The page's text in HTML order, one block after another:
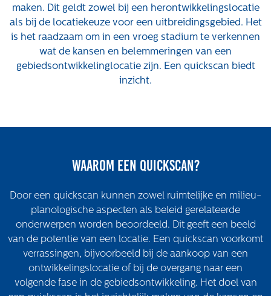
Strategisch grondbeleid als motor voor
woningbouwversnelling Gemeente Vught
Over ons
Werken bij Gloudemans
Actueel
Nieuws
Blogs
Uitspraken
Werken bij
maken. Dit geldt zowel bij een herontwikkelingslocatie
als bij de locatiekeuze voor een uitbreidingsgebied. Het
is het raadzaam om in een vroeg stadium te verkennen
wat de kansen en belemmeringen van een
gebiedsontwikkelinglocatie zijn. Een quickscan biedt
inzicht.
Waarom een quickscan?
Door een quickscan kunnen zowel ruimtelijke en milieu-
planologische aspecten als beleid gerelateerde
onderwerpen worden beoordeeld. Dit geeft een beeld
van de potentie van een locatie. Een quickscan voorkomt
verrassingen, bijvoorbeeld bij de aankoop van een
ontwikkelingslocatie of bij de overgang naar een
volgende fase in de gebiedsontwikkeling. Het doel van